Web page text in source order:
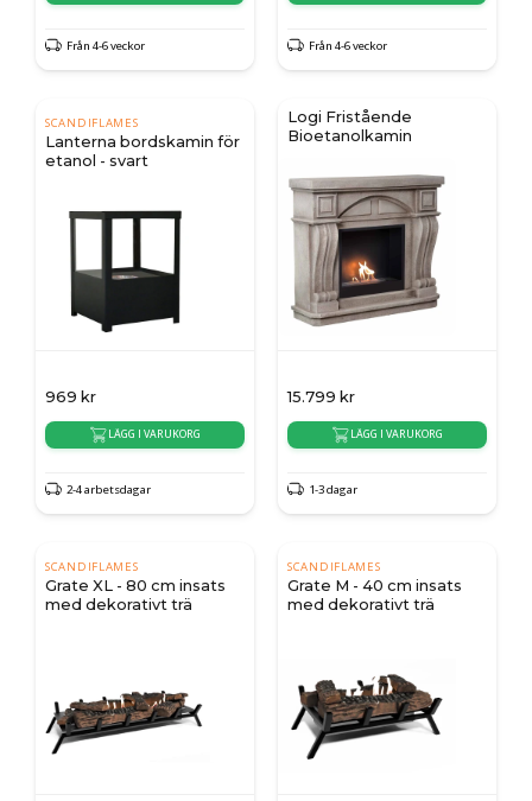
Från 4-6 veckor Från 4-6 veckor
SCANDIFLAMES
Lanterna bordskamin för
etanol - svart
969 kr
LÄGG I VARUKORG
2-4 arbetsdagar
Logi Fristående
Bioetanolkamin
15.799 kr
LÄGG I VARUKORG
1-3 dagar
SCANDIFLAMES
Grate XL - 80 cm insats
med dekorativt trä
SCANDIFLAMES
Grate M - 40 cm insats
med dekorativt trä